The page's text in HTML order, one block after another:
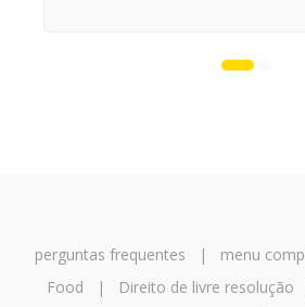
perguntas frequentes | menu
Food | Direito de livre resolução